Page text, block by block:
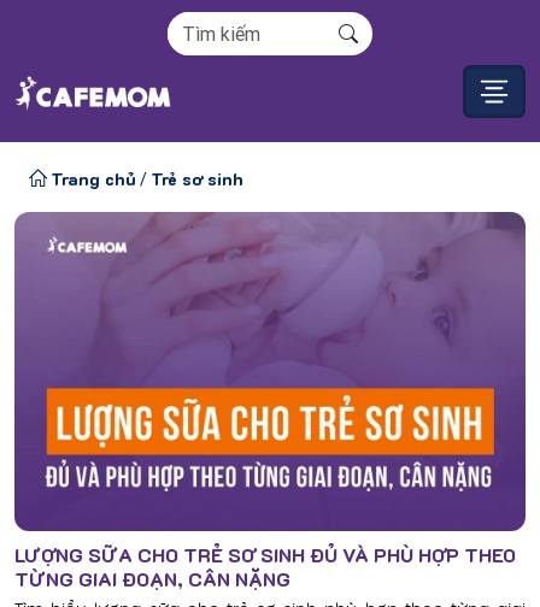
Trang chủ / Trẻ sơ sinh
LƯỢNG SỮA CHO TRẺ SƠ SINH ĐỦ VÀ PHÙ HỢP THEO
TỪNG GIAI ĐOẠN, CÂN NẶNG